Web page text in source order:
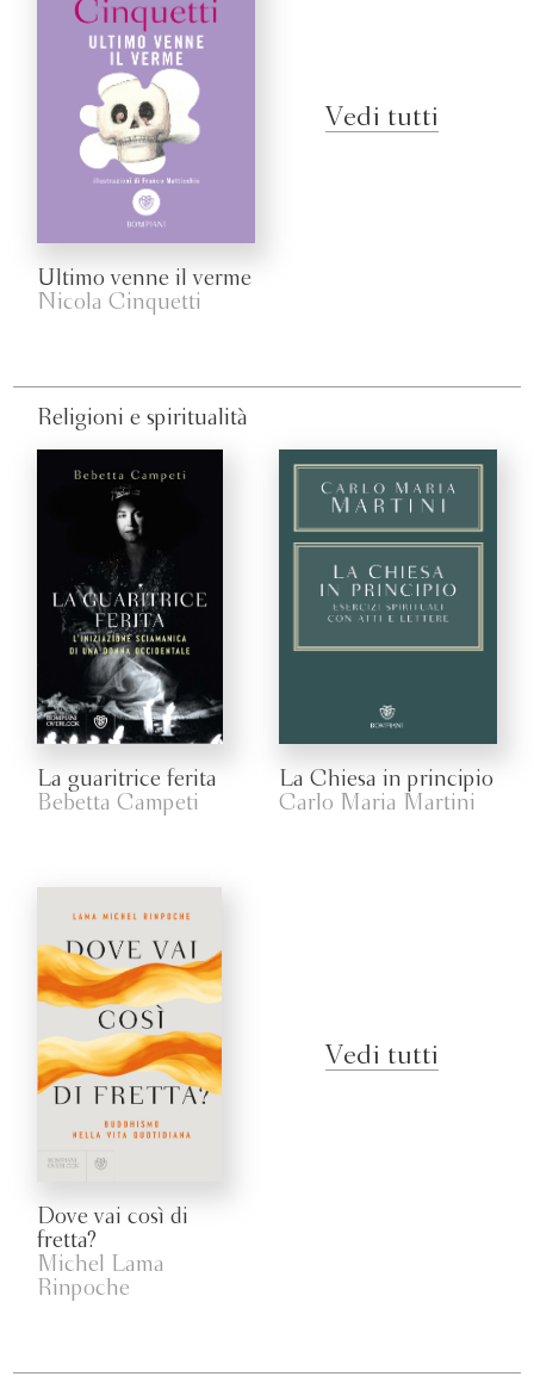
Ultimo venne il verme
Nicola Cinquetti
Vedi tutti
Religioni e spiritualità
La guaritrice ferita
Bebetta Campeti
La Chiesa in principio
Carlo Maria Martini
Dove vai così di
fretta?
Michel Lama
Rinpoche
Vedi tutti